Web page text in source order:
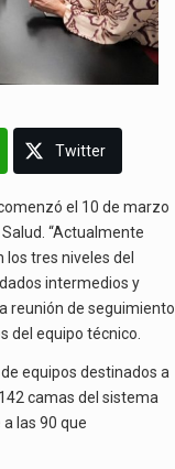
Twitter
el 10 de marzo
“Actualmente
tres niveles del
intermedios y
reunión de seguimiento
del equipo técnico.
equipos destinados a
camas del sistema
las 90 que